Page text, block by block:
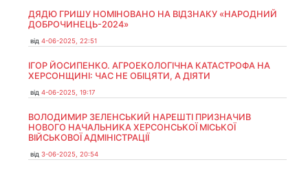
ДЯДЮ ГРИШУ НОМІНОВАНО НА ВІДЗНАКУ «НАРОДНИЙ
ДОБРОЧИНЕЦЬ-2024»
від 4-06-2025, 22:51
ІГОР ЙОСИПЕНКО. АГРОЕКОЛОГІЧНА КАТАСТРОФА НА
ХЕРСОНЩИНІ: ЧАС НЕ ОБІЦЯТИ, А ДІЯТИ
від 4-06-2025, 19:17
ВОЛОДИМИР ЗЕЛЕНСЬКИЙ НАРЕШТІ ПРИЗНАЧИВ
НОВОГО НАЧАЛЬНИКА ХЕРСОНСЬКОЇ МІСЬКОЇ
ВІЙСЬКОВОЇ АДМІНІСТРАЦІЇ
від 3-06-2025, 20:54